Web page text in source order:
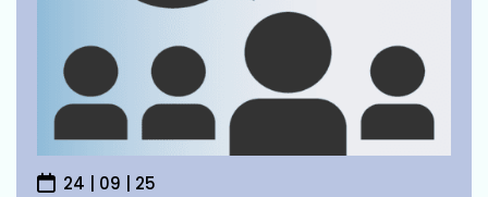
24 | 09 | 25